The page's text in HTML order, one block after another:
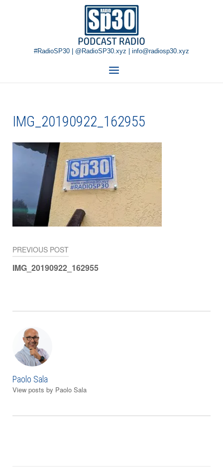
Home
#RadioSP30 | @RadioSP30.xyz | info@radiosp30.xyz
Menu
IMG_20190922_162955
Navigazione
articoli
PREVIOUS POST
IMG_20190922_162955
Paolo Sala
View posts by Paolo Sala